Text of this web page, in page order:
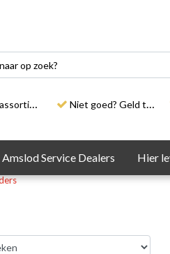
Niet goed? Geld terug
Amslod Service Dealers Hier